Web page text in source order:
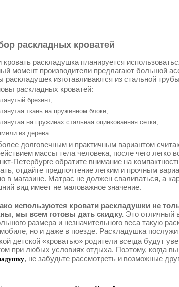
раскладных кроватей
кровать раскладушка планируется
момент производители предлагают большой
раскладушек изготавливаются из стальной
раскладных кроватей:
брезент;
ткань на пружинном блоке;
на пружинах стальная оцинкованная сетка;
из дерева.
долговечным и практичным вариантом
массы тела человека, после чего
Петербурге обратите внимание на
отдайте предпочтение легким и прочным
в магазине. Матрас не должен сваливаться, а
вид имеет не маловажное значение.
используются кровати раскладушки не
мы всем готовы дать скидку. Это отличный
размера и незначительного веса такую
но и даже в поезде. Раскладушка
детской «кроватью» родители всегда будут
при любых условиях отдыха. Поэтому, когда
, не забудьте рассмотреть и возможные